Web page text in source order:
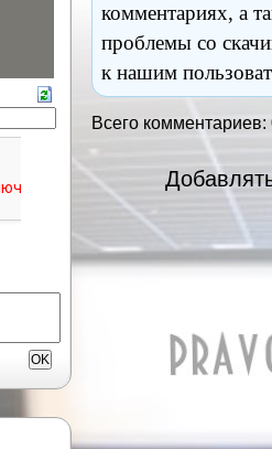
комментариях, а
проблемы со
к нашим
Всего комментариев: